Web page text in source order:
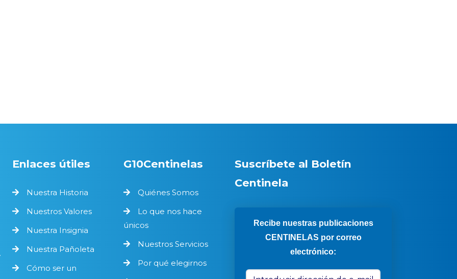
Enlaces útiles
Nuestra Historia
Nuestros Valores
Nuestra Insignia
Nuestra Pañoleta
Cómo ser un
G10Centinelas
Quiénes Somos
Lo que nos hace
únicos
Nuestros Servicios
Por qué elegirnos
Suscríbete al Boletín
Centinela
Recibe nuestras publicaciones
CENTINELAS por correo
electrónico: